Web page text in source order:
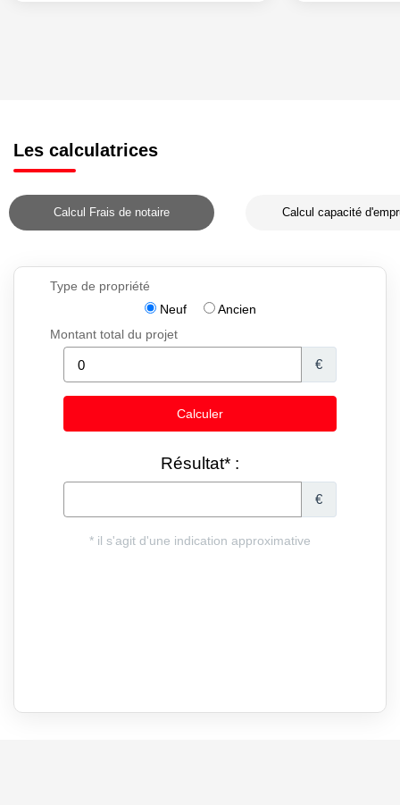
Les calculatrices
Calcul Frais de notaire Calcul capacité